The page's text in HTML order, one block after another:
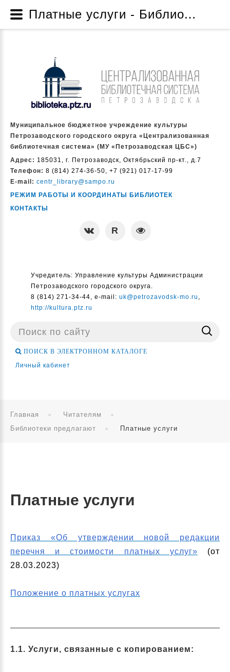
Муниципальное бюджетное учреждение культуры
Петрозаводского городского округа «Централизованная
библиотечная система» (МУ «Петрозаводская ЦБС»)
Адрес: 185031, г. Петрозаводск, Октябрьский пр-кт., д.7
Телефон: 8 (814) 274-36-50, +7 (921) 017-17-99
E-mail: centr_library@sampo.ru
РЕЖИМ РАБОТЫ И КООРДИНАТЫ БИБЛИОТЕК
КОНТАКТЫ
Учредитель: Управление культуры Администрации
Петрозаводского городского округа.
8 (814) 271-34-44, e-mail: uk@petrozavodsk-mo.ru ,
http://kultura.ptz.ru
Поиск
ПОИСК В ЭЛЕКТРОННОМ КАТАЛОГЕ
Личный кабинет
Главная
Читателям
Библиотеки предлагают
Платные услуги
Платные услуги
Приказ «Об утверждении новой редакции
перечня и стоимости платных услуг» (от
28.03.2023)
Положение о платных услугах
1.1. Услуги, связанные с копированием:
Платные услуги - Библиотеки предлагают - Читателям - Муниципальное бюджетное учреждение культуры Петрозаводского городского округа «Централизованная библиотечная система» (МУ «Петрозаводская ЦБС»)